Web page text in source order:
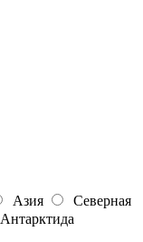
Азия
Северная
Антарктида